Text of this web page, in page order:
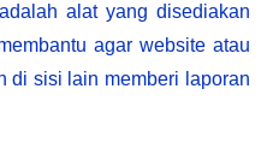
alat yang disediakan
agar website atau
di sisi lain memberi laporan